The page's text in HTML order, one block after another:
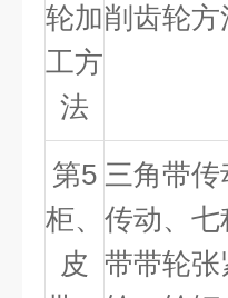
轮加
工方
法
削齿轮方
第5
柜、
皮
三角带
传动、
带带轮